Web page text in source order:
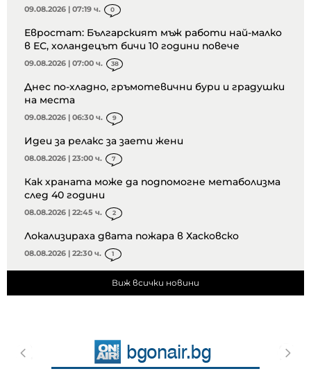
09.08.2026 | 07:19 ч. 0
Евростат: Българският мъж работи най-малко
в ЕС, холандецът бичи 10 години повече
09.08.2026 | 07:00 ч. 38
Днес по-хладно, гръмотевични бури и градушки
на места
09.08.2026 | 06:30 ч. 9
Идеи за релакс за заети жени
08.08.2026 | 23:00 ч. 7
Как храната може да подпомогне метаболизма
след 40 години
08.08.2026 | 22:45 ч. 2
Локализираха двата пожара в Хасковско
08.08.2026 | 22:30 ч. 1
Виж всички новини